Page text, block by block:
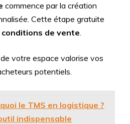
commence par la création
Cette étape gratuite
conditions de vente.
de votre espace valorise vos
potentiels.
le TMS en logistique ?
indispensable